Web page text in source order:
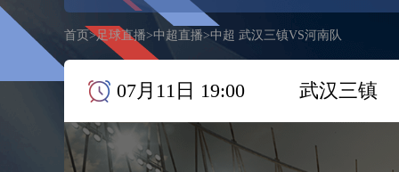
首页 >足球直播>中超直播>中超 武汉三镇VS河南队
07月11日 19:00 武汉三镇